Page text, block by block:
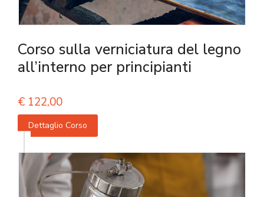
Corso sulla verniciatura del legno
all’interno per principianti
€ 122,00
Dettaglio Corso